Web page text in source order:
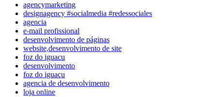
agencymarketing
designagency #socialmedia #redessociales
agencia
e-mail profissional
desenvolvimento de páginas
website,desenvolvimento de site
foz do iguacu
desenvolvimento
foz do iguaçu
agencia de desenvolvimento
loja online